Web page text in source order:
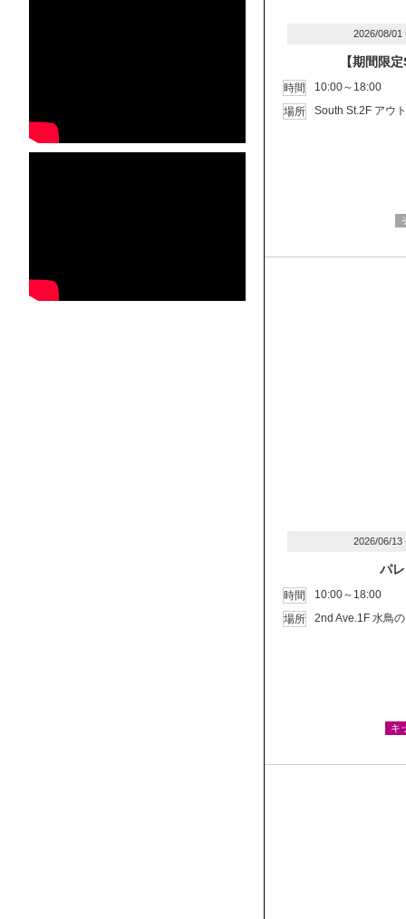
2026/08/01
【期間限
時間
10:00～18:00
場所
South St.2F アウ
2026/06/13
パ
時間
10:00～18:00
場所
2nd Ave.1F 水鳥
キ